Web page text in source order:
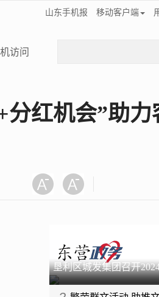
山东手机报 移动客户端
访问
红机会”助力